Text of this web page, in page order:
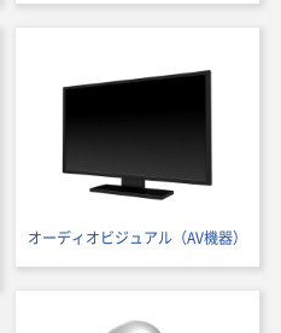
オーディオビジュアル（AV機器）